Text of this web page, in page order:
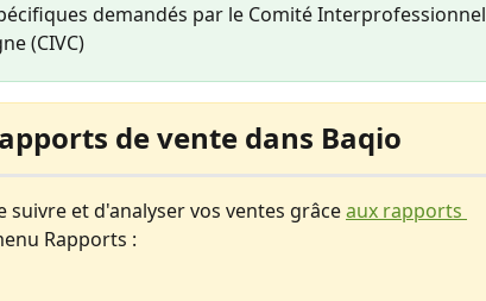
demandés par le Comité Interprofessionnel
(CIVC)
de vente dans Baqio
suivre et d'analyser vos ventes grâce aux rapports
Rapports :